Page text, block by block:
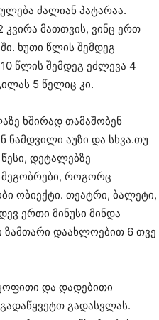
ძალიან პატარაა.
კვირა მათთვის, ვინც ერთ
ხუთი წლის შემდეგ
წლის შემდეგ ეძლევა 4
5 წელიც კი.
ხშირად თამაშობენ
ნამდვილი აუზი და სხვა.თუ
დეტალებზე
მეგობრები, როგორც
ობიექტი. თეატრი, ბალეტი,
ერთი მინუსი მინდა
ზამთარი დაახლოებით 6 თვე
და დადებითი
გადასვლას.